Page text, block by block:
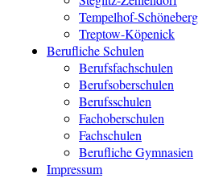
Tempelhof-Schöneberg
Treptow-Köpenick
Berufliche Schulen
Berufsfachschulen
Berufsoberschulen
Berufsschulen
Fachoberschulen
Fachschulen
Berufliche Gymnasien
Impressum